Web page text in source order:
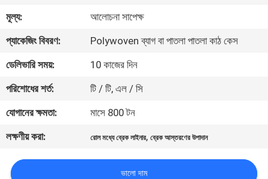
নিয়ন্ত্রণ
যোগাযোগ
করুন
উদ্ধৃতির
জন্য
আবেদন
মূল্য:
আলোচনা সাপেক্ষ
প্যাকেজিং বিবরণ:
Polywoven ব্যাগ বা পাতলা পাতলা কাঠ কেস
ডেলিভারি সময়:
10 কাজের দিন
পরিশোধের শর্ত:
টি / টি, এল / সি
যোগানের ক্ষমতা:
মাসে 800 টন
লক্ষণীয় করা:
রোল মধ্যে ব্রেক লাইনার,ব্রেক আস্তরণের উপাদান
ভালো দাম